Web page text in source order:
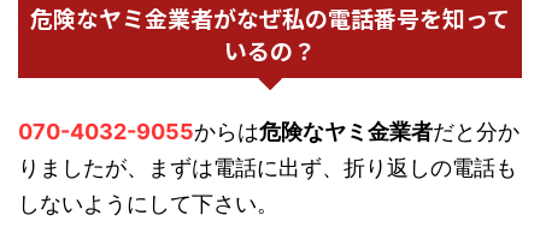
危険なヤミ金業者がなぜ私の電話番号を知って
いるの？
070-4032-9055からは危険なヤミ金業者だと分か
りましたが、まずは電話に出ず、折り返しの電話も
しないようにして下さい。